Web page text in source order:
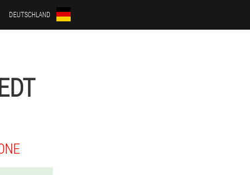
DEUTSCHLAND